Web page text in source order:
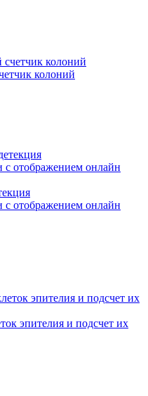
колоний
с отображением онлайн
эпителия и подсчет их